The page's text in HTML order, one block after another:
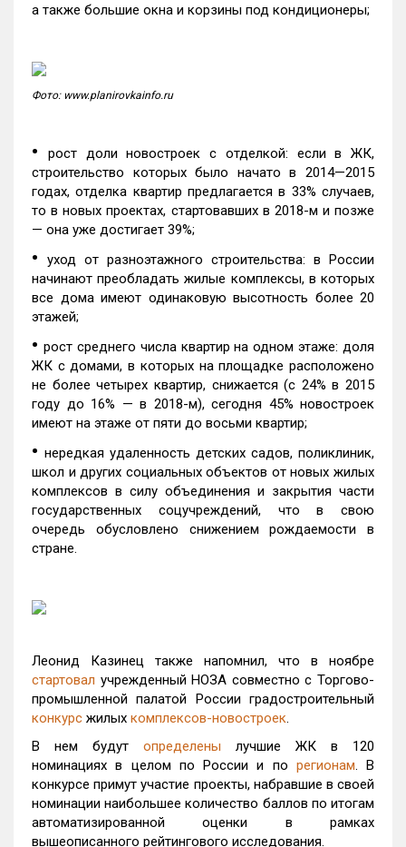
а также большие окна и корзины под кондиционеры;
Фото: www.planirovkainfo.ru
•
рост доли новостроек с отделкой: если в ЖК,
строительство которых было начато в 2014—2015
годах, отделка квартир предлагается в 33% случаев,
то в новых проектах, стартовавших в 2018-м и позже
— она уже достигает 39%;
•
уход от разноэтажного строительства: в России
начинают преобладать жилые комплексы, в которых
все дома имеют одинаковую высотность более 20
этажей;
• рост среднего числа квартир на одном этаже: доля
ЖК с домами, в которых на площадке расположено
не более четырех квартир, снижается (с 24% в 2015
году до 16% — в 2018-м), сегодня 45% новостроек
имеют на этаже от пяти до восьми квартир;
• нередкая удаленность детских садов, поликлиник,
школ и других социальных объектов от новых жилых
комплексов в силу объединения и закрытия части
государственных соцучреждений, что в свою
очередь обусловлено снижением рождаемости в
стране.
Леонид Казинец также напомнил, что в ноябре
стартовал учрежденный НОЗА совместно с Торгово-
промышленной палатой России градостроительный
конкурс жилых комплексов-новостроек.
В нем будут определены лучшие ЖК в 120
номинациях в целом по России и по регионам. В
конкурсе примут участие проекты, набравшие в своей
номинации наибольшее количество баллов по итогам
автоматизированной оценки в рамках
вышеописанного рейтингового исследования.